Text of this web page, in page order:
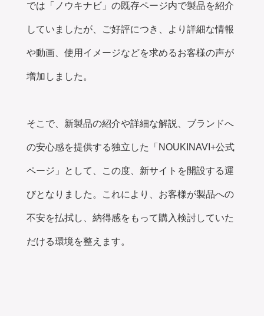
では「ノウキナビ」の既存ページ内で製品を紹介
していましたが、ご好評につき、より詳細な情報
や動画、使用イメージなどを求めるお客様の声が
増加しました。
そこで、新製品の紹介や詳細な解説、ブランドへ
の安心感を提供する独立した「NOUKINAVI+公式
ページ」として、この度、新サイトを開設する運
びとなりました。これにより、お客様が製品への
不安を払拭し、納得感をもって購入検討していた
だける環境を整えます。